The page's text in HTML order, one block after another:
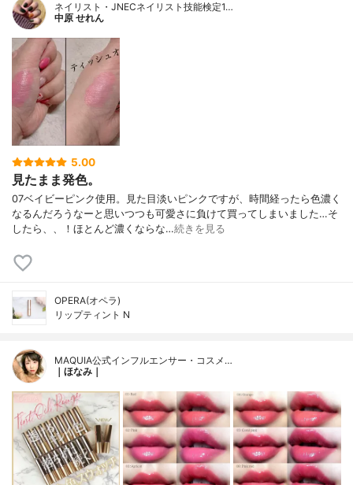
ネイリスト・JNECネイリスト技能検定1…
中原 せれん
5.00
見たまま発色。
07ベイビーピンク使用。見た目淡いピンクですが、時間経ったら色濃く
なるんだろうなーと思いつつも可愛さに負けて買ってしまいました…そ
したら、、！ほとんど濃くならな…続きを見る
OPERA(オペラ)
リップティント N
MAQUIA公式インフルエンサー・コスメ…
｜ほなみ｜